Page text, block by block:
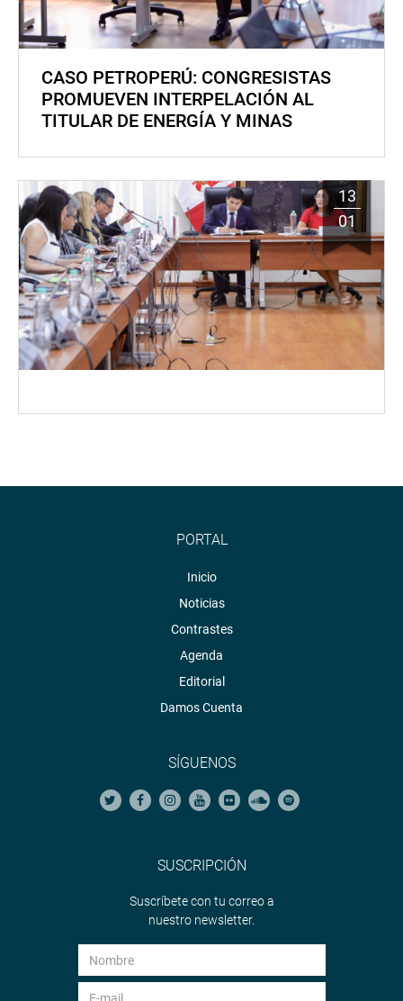
CASO PETROPERÚ: CONGRESISTAS
PROMUEVEN INTERPELACIÓN AL
TITULAR DE ENERGÍA Y MINAS
13
01
PORTAL
Inicio
Noticias
Contrastes
Agenda
Editorial
Damos Cuenta
SÍGUENOS
SUSCRIPCIÓN
Suscríbete con tu correo a
nuestro newsletter.